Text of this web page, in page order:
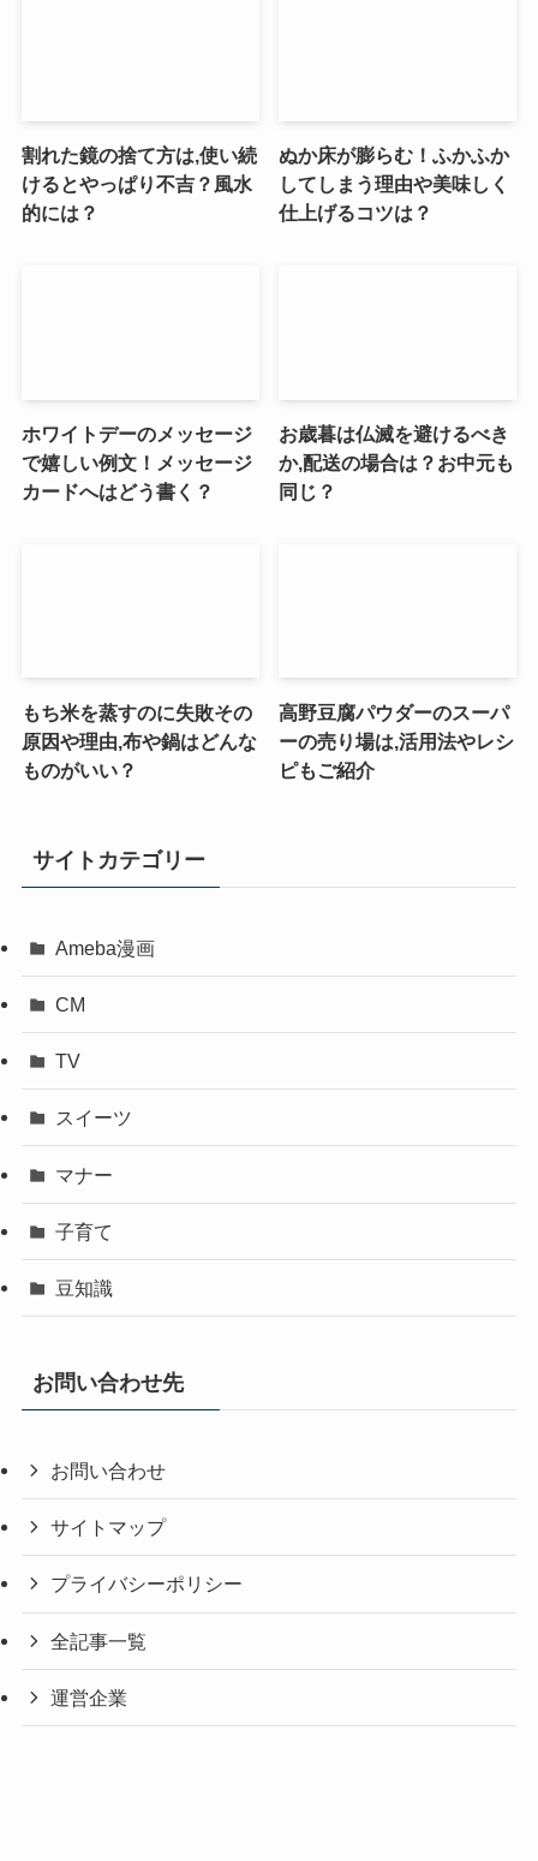
割れた鏡の捨て方は,使い続
けるとやっぱり不吉？風水
的には？
ぬか床が膨らむ！ふかふか
してしまう理由や美味しく
仕上げるコツは？
ホワイトデーのメッセージ
で嬉しい例文！メッセージ
カードへはどう書く？
お歳暮は仏滅を避けるべき
か,配送の場合は？お中元も
同じ？
もち米を蒸すのに失敗その
原因や理由,布や鍋はどんな
ものがいい？
高野豆腐パウダーのスーパ
ーの売り場は,活用法やレシ
ピもご紹介
サイトカテゴリー
Ameba漫画
CM
TV
スイーツ
マナー
子育て
豆知識
お問い合わせ先
お問い合わせ
サイトマップ
プライバシーポリシー
全記事一覧
運営企業